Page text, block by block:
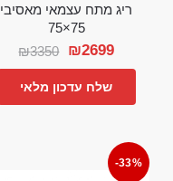
ריג מתח עצמאי מאסיבי
75×75
₪3350 ₪2699
שלח עדכון מלאי
-33%